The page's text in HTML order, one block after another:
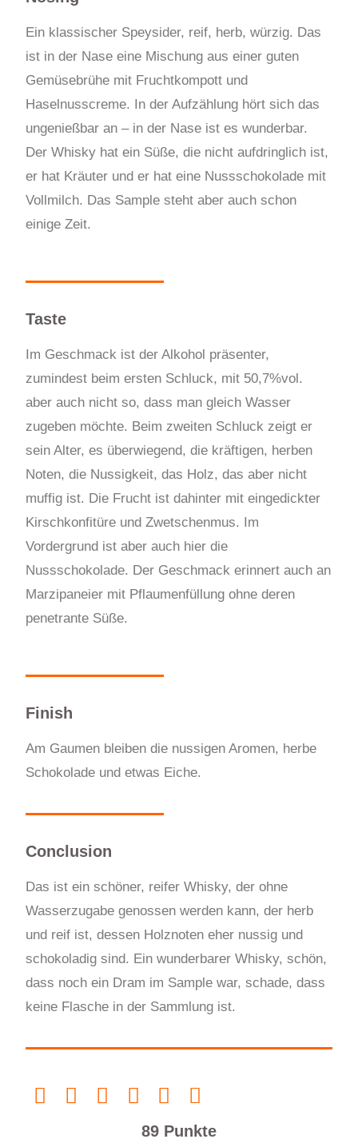
Ein klassischer Speysider, reif, herb, würzig. Das
ist in der Nase eine Mischung aus einer guten
Gemüsebrühe mit Fruchtkompott und
Haselnusscreme. In der Aufzählung hört sich das
ungenießbar an – in der Nase ist es wunderbar.
Der Whisky hat ein Süße, die nicht aufdringlich ist,
er hat Kräuter und er hat eine Nussschokolade mit
Vollmilch. Das Sample steht aber auch schon
einige Zeit.
Taste
Im Geschmack ist der Alkohol präsenter,
zumindest beim ersten Schluck, mit 50,7%vol.
aber auch nicht so, dass man gleich Wasser
zugeben möchte. Beim zweiten Schluck zeigt er
sein Alter, es überwiegend, die kräftigen, herben
Noten, die Nussigkeit, das Holz, das aber nicht
muffig ist. Die Frucht ist dahinter mit eingedickter
Kirschkonfitüre und Zwetschenmus. Im
Vordergrund ist aber auch hier die
Nussschokolade. Der Geschmack erinnert auch an
Marzipaneier mit Pflaumenfüllung ohne deren
penetrante Süße.
Finish
Am Gaumen bleiben die nussigen Aromen, herbe
Schokolade und etwas Eiche.
Conclusion
Das ist ein schöner, reifer Whisky, der ohne
Wasserzugabe genossen werden kann, der herb
und reif ist, dessen Holznoten eher nussig und
schokoladig sind. Ein wunderbarer Whisky, schön,
dass noch ein Dram im Sample war, schade, dass
keine Flasche in der Sammlung ist.
89 Punkte